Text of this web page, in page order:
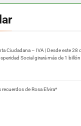
Ciudadana – IVA | Desde este 28
Social girará más de 1
recuerdos de Rosa Elvira*